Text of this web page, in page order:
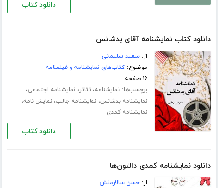
دانلود کتاب
دانلود کتاب نمایشنامه آقای بدشانس
از:سعید سلیمانی
موضوع:کتاب‌های نمایشنامه و فیلمنامه
۱۶ صفحه
برچسب‌ها:نمایشنامه، تئاتر،نمایشنامه اجتماعی،
نمایشنامه بدشانس،نمایشنامه جالب،نمایش نامه،
نمایشنامه کمدی
دانلود کتاب
دانلود نمایشنامه کمدی دالتون‌ها
از:حسن سالارمنش